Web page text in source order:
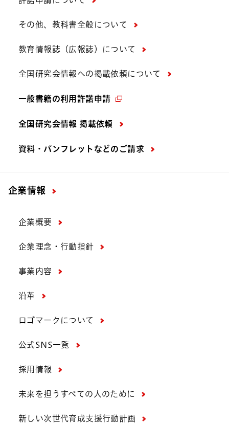
その他、教科書全般について
教育情報誌（広報誌）について
全国研究会情報への掲載依頼について
一般書籍の利用許諾申請
全国研究会情報 掲載依頼
資料・パンフレットなどの ご請求
企業情報
企業概要
企業理念・行動指針
事業内容
沿革
ロゴマークについて
公式SNS一覧
採用情報
未来を担うすべての人のために
新しい次世代育成支援行動計画